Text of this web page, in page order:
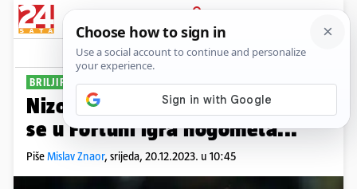
PRIJAVA
Sport Komentari
BRILJIRA U EREDIVISIE
Nizozemci hvale Halilovića: On
se u Fortuni igra nogometa...
PišeMislav Znaor, srijeda, 20.12.2023. u 10:45